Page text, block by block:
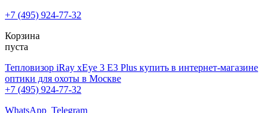
+7 (495) 924-77-32
Корзина
пуста
Тепловизор iRay xEye 3 E3 Plus купить в интернет-магазине
оптики для охоты в Москве
+7 (495) 924-77-32
WhatsApp Telegram